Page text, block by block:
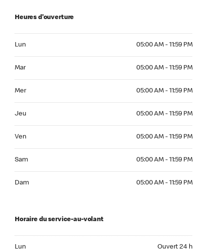
Heures d'ouverture
Lun 05:00 AM - 11:59 PM
Mar 05:00 AM - 11:59 PM
Mer 05:00 AM - 11:59 PM
Jeu 05:00 AM - 11:59 PM
Ven 05:00 AM - 11:59 PM
Sam 05:00 AM - 11:59 PM
Dam 05:00 AM - 11:59 PM
Horaire du service-au-volant
Lun Ouvert 24 h